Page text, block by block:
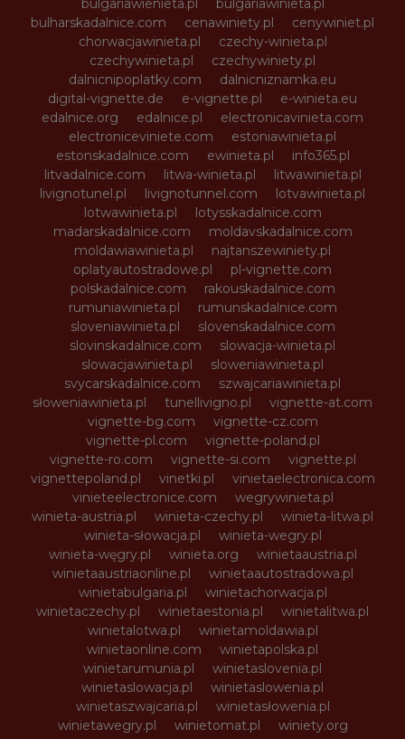
bulgariawienieta.pl
bulgariawinieta.pl
bulharskadalnice.com
cenawiniety.pl
cenywiniet.pl
chorwacjawinieta.pl
czechy-winieta.pl
czechywinieta.pl
czechywiniety.pl
dalnicnipoplatky.com
dalnicniznamka.eu
digital-vignette.de
e-vignette.pl
e-winieta.eu
edalnice.org
edalnice.pl
electronicavinieta.com
electroniceviniete.com
estoniawinieta.pl
estonskadalnice.com
ewinieta.pl
info365.pl
litvadalnice.com
litwa-winieta.pl
litwawinieta.pl
livignotunel.pl
livignotunnel.com
lotvawinieta.pl
lotwawinieta.pl
lotysskadalnice.com
madarskadalnice.com
moldavskadalnice.com
moldawiawinieta.pl
najtanszewiniety.pl
oplatyautostradowe.pl
pl-vignette.com
polskadalnice.com
rakouskadalnice.com
rumuniawinieta.pl
rumunskadalnice.com
sloveniawinieta.pl
slovenskadalnice.com
slovinskadalnice.com
slowacja-winieta.pl
slowacjawinieta.pl
sloweniawinieta.pl
svycarskadalnice.com
szwajcariawinieta.pl
słoweniawinieta.pl
tunellivigno.pl
vignette-at.com
vignette-bg.com
vignette-cz.com
vignette-pl.com
vignette-poland.pl
vignette-ro.com
vignette-si.com
vignette.pl
vignettepoland.pl
vinetki.pl
vinietaelectronica.com
vinieteelectronice.com
wegrywinieta.pl
winieta-austria.pl
winieta-czechy.pl
winieta-litwa.pl
winieta-słowacja.pl
winieta-wegry.pl
winieta-węgry.pl
winieta.org
winietaaustria.pl
winietaaustriaonline.pl
winietaautostradowa.pl
winietabulgaria.pl
winietachorwacja.pl
winietaczechy.pl
winietaestonia.pl
winietalitwa.pl
winietalotwa.pl
winietamoldawia.pl
winietaonline.com
winietapolska.pl
winietarumunia.pl
winietaslovenia.pl
winietaslowacja.pl
winietaslowenia.pl
winietaszwajcaria.pl
winietasłowenia.pl
winietawegry.pl
winietomat.pl
winiety.org